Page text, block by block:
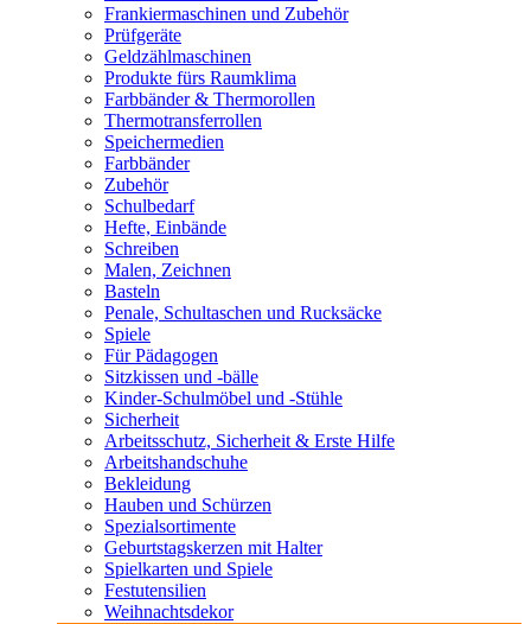
Frankiermaschinen und Zubehör
Prüfgeräte
Geldzählmaschinen
Produkte fürs Raumklima
Farbbänder & Thermorollen
Thermotransferrollen
Speichermedien
Farbbänder
Zubehör
Schulbedarf
Hefte, Einbände
Schreiben
Malen, Zeichnen
Basteln
Penale, Schultaschen und Rucksäcke
Spiele
Für Pädagogen
Sitzkissen und -bälle
Kinder-Schulmöbel und -Stühle
Sicherheit
Arbeitsschutz, Sicherheit & Erste Hilfe
Arbeitshandschuhe
Bekleidung
Hauben und Schürzen
Spezialsortimente
Geburtstagskerzen mit Halter
Spielkarten und Spiele
Festutensilien
Weihnachtsdekor